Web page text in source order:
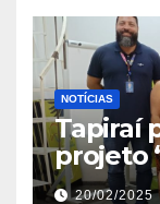
NOTÍCIAS
Tapiraí
projeto
Ribeira’
20/02/2025